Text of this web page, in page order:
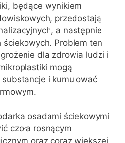
będące wynikiem
przedostają
a następnie
ściekowych. Problem ten
dla zdrowia ludzi i
mogą
i kumulować
osadami ściekowymi
czoła rosnącym
oraz coraz większej